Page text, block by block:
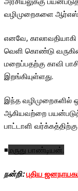
வழிமுறைகளை
எனவே,
வெளி கொண்டு
மறைப்பதற்கு காவி
இறங்கியுள்ளது.
இந்த வழிமுறைகளில்
ஆகியவற்றை
பாட்டாளி
◾மருது பாண்டியன்.
நன்றி: புதிய